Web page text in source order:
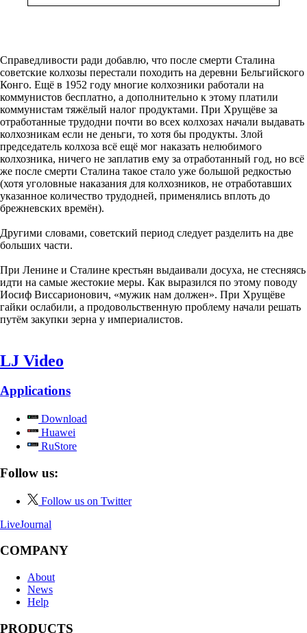
Справедливости ради добавлю, что после смерти Сталина
советские колхозы перестали походить на деревни Бельгийского
Конго. Ещё в 1952 году многие колхозники работали на
коммунистов бесплатно, а дополнительно к этому платили
коммунистам тяжёлый налог продуктами. При Хрущёве за
отработанные трудодни почти во всех колхозах начали выдавать
колхозникам если не деньги, то хотя бы продукты. Злой
председатель колхоза всё ещё мог наказать нелюбимого
колхозника, ничего не заплатив ему за отработанный год, но всё
же после смерти Сталина такое стало уже большой редкостью
(хотя уголовные наказания для колхозников, не отработавших
указанное количество трудодней, применялись вплоть до
брежневских времён).
Другими словами, советский период следует разделить на две
больших части.
При Ленине и Сталине крестьян выдаивали досуха, не стесняясь
идти на самые жестокие меры. Как выразился по этому поводу
Иосиф Виссарионович, «мужик нам должен». При Хрущёве
гайки ослабили, а продовольственную проблему начали решать
путём закупки зерна у империалистов.
LJ Video
Applications
Download
Huawei
RuStore
Follow us:
Follow us on Twitter
LiveJournal
COMPANY
About
News
Help
PRODUCTS